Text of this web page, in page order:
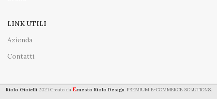
LINK UTILI
Azienda
Contatti
Riolo Gioielli 2021 Creato da Ernesto Riolo Design. PREMIUM E-COMMERCE SOLUTIONS.